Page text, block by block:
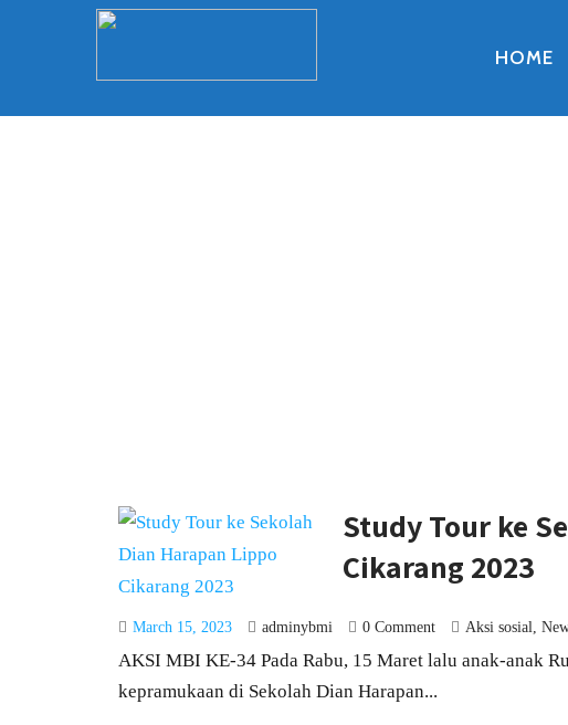
HOME
Study Tour ke
Cikarang 2023
March 15, 2023 adminybmi 0 Comment Aksi sosial,
AKSI MBI KE-34 Pada Rabu, 15 Maret lalu anak-anak
kepramukaan di Sekolah Dian Harapan...